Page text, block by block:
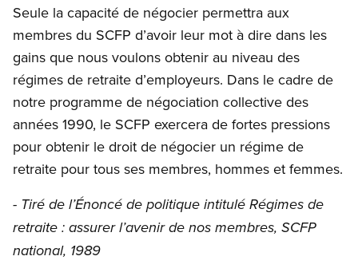
Seule la capacité de négocier permettra aux
membres du SCFP d’avoir leur mot à dire dans les
gains que nous voulons obtenir au niveau des
régimes de retraite d’employeurs. Dans le cadre de
notre programme de négociation collective des
années 1990, le SCFP exercera de fortes pressions
pour obtenir le droit de négocier un régime de
retraite pour tous ses membres, hommes et femmes.
- Tiré de l’Énoncé de politique intitulé Régimes de
retraite : assurer l’avenir de nos membres, SCFP
national, 1989